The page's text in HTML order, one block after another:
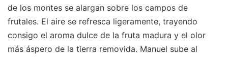
de los montes se alargan sobre los campos de
frutales. El aire se refresca ligeramente, trayendo
consigo el aroma dulce de la fruta madura y el olor
más áspero de la tierra removida. Manuel sube al